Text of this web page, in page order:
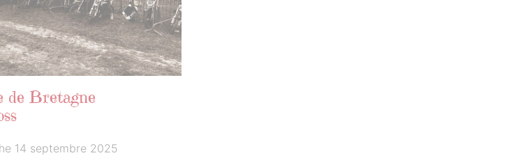
de Bretagne
14 septembre 2025